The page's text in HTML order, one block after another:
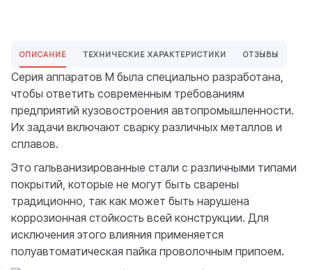
ОПИСАНИЕ ТЕХНИЧЕСКИЕ ХАРАКТЕРИСТИКИ ОТЗЫВЫ
Серия аппаратов M была специально разработана,
чтобы ответить современным требованиям
предприятий кузовостроения автопромышленности.
Их задачи включают сварку различных металлов и
сплавов.
Это гальванизированные стали с различными типами
покрытий, которые не могут быть сварены
традиционно, так как может быть нарушена
коррозионная стойкость всей конструкции. Для
исключения этого влияния применяется
полуавтоматическая пайка проволочным припоем.